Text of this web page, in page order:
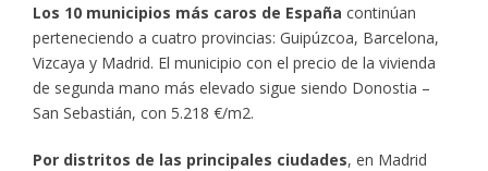
Los 10 municipios más caros de España continúan
perteneciendo a cuatro provincias: Guipúzcoa, Barcelona,
Vizcaya y Madrid. El municipio con el precio de la vivienda
de segunda mano más elevado sigue siendo Donostia –
San Sebastián, con 5.218 €/m2.
Por distritos de las principales ciudades, en Madrid